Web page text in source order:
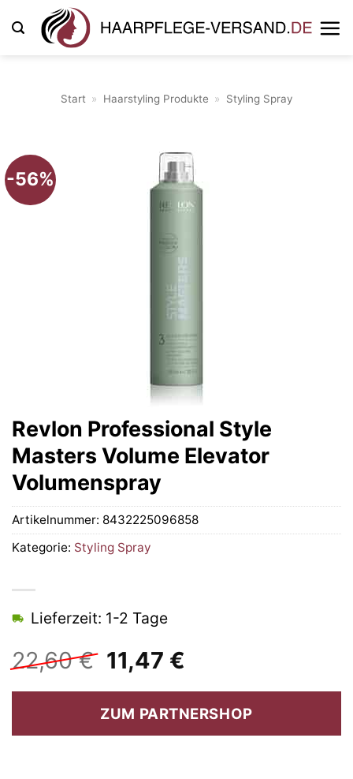
Inhalt
Start » Haarstyling Produkte » Styling Spray
-56%
Revlon Professional Style
Masters Volume Elevator
Volumenspray
22,60€ Ursprünglicher
Preis
war:
22,60 €
11,47 €
ist:
11,47 €.
Lieferzeit: 1-2 Tage
ZUM PARTNERSHOP
Artikelnummer: 8432225096858
Kategorie: Styling Spray